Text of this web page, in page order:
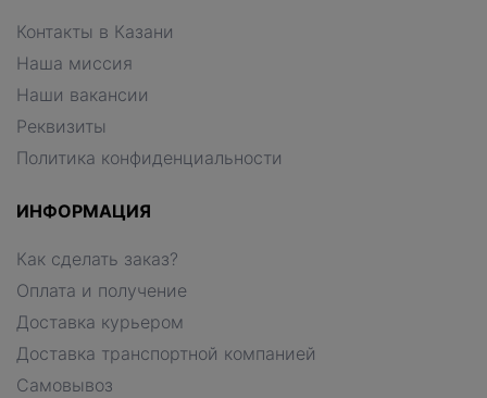
Контакты в Казани
Наша миссия
Наши вакансии
Реквизиты
Политика конфиденциальности
ИНФОРМАЦИЯ
Как сделать заказ?
Оплата и получение
Доставка курьером
Доставка транспортной компанией
Самовывоз